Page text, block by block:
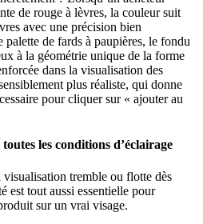
de rouge à lèvres, la couleur suit
avec une précision bien
palette de fards à paupières, le fondu
à la géométrie unique de la forme
dans la visualisation des
plus réaliste, qui donne
pour cliquer sur « ajouter au
les conditions d’éclairage
tremble ou flotte dès
est tout aussi essentielle pour
sur un vrai visage.